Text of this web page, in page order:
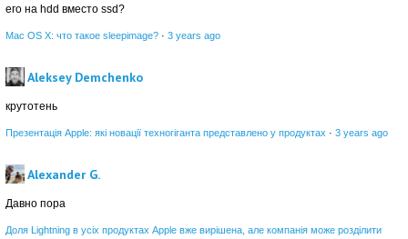
его на hdd вместо ssd?
Mac OS X: что такое sleepimage? · 3 years ago
Aleksey Demchenko
крутотень
Презентація Apple: які новації техногіганта представлено у продуктах · 3 years ago
Alexander G.
Давно пора
Доля Lightning в усіх продуктах Apple вже вирішена, але компанія може розділити